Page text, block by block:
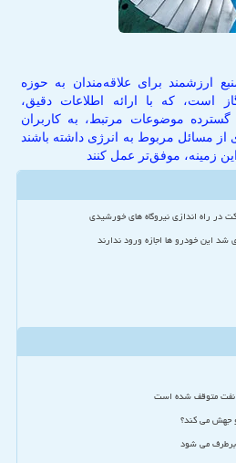
برای علاقه‌مندان به حوزه
است، که با ارائه اطلاعات دقیق،
موضوعات مرتبط، به کاربران
مسائل مربوط به انرژی داشته باشند
زمینه، موفق‌تر عمل کنند
در راه اندازی نیروگاه های خورشیدی
شد این خودرو ها اجازه ورود ندارند
نفت متوقف شده است
جهش می کند؟
برطرف می شود